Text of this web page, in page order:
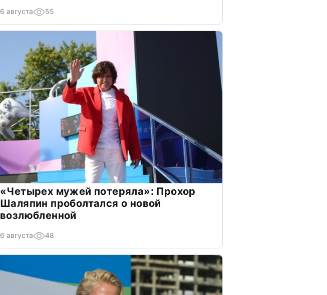
6 августа 55
«Четырех мужей потеряла»: Прохор
Шаляпин проболтался о новой
возлюбленной
6 августа 48